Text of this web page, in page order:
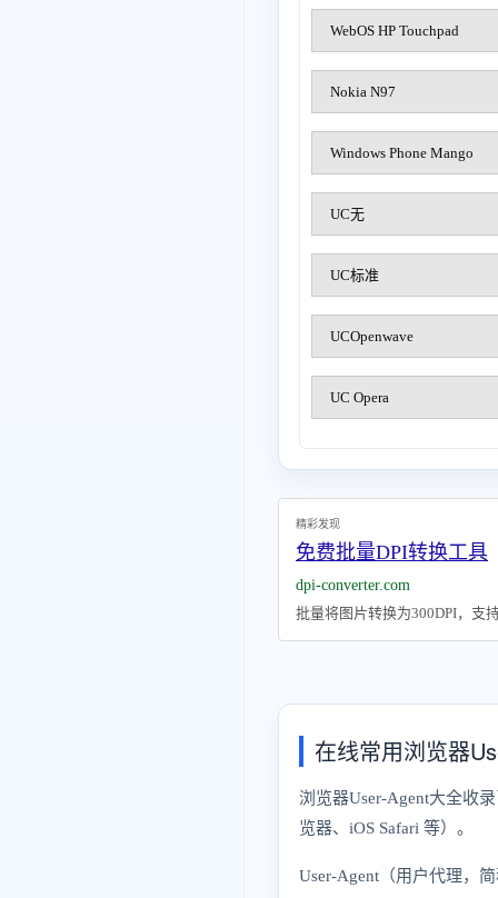
WebOS HP Touchpad
Nokia N97
Windows Phone Mango
UC无
UC标准
UCOpenwave
UC Opera
精彩发现
免费批量DPI转换工具
dpi-converter.com
批量将图片转换为300DPI，支
在线常用浏览器
浏览器User-Agent大全收
览器、iOS Safari 等）。
User-Agent（用户代理，